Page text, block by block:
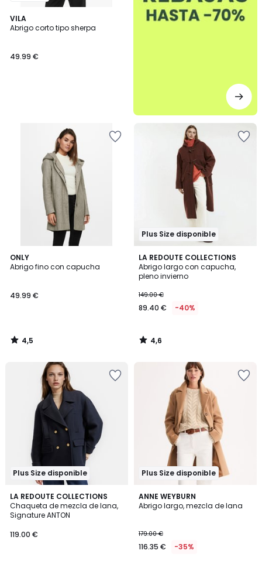
VILA
Abrigo corto tipo sherpa
49.99 €
ONLY
Abrigo fino con capucha
49.99 €
4,5
/ 5
4,5
/
Plus Size disponible
LA REDOUTE COLLECTIONS
Abrigo largo con capucha,
pleno invierno
149.00 €
89.40 € -40%
4,6
/ 5
4,6
/
Plus Size disponible
LA REDOUTE COLLECTIONS
Chaqueta de mezcla de lana,
Signature ANTON
119.00 €
4,4
/ 5
2
Colores
Plus Size disponible
ANNE WEYBURN
Abrigo largo, mezcla de lana
179.00 €
116.35 € -35%
4
/
2
Colores